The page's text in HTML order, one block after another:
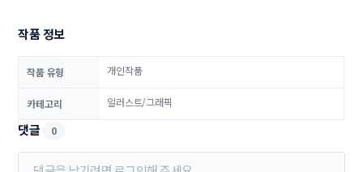
작품 정보
작품 유형 개인작품
카테고리 일러스트/그래픽
댓글 0